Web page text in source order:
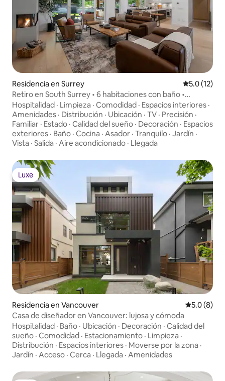
Residencia en Surrey Calificación
5.0 (12)
Retiro en South Surrey • 6 habitaciones con baño •
Capacidad para 12 personas
Hospitalidad · Limpieza · Comodidad · Espacios interiores ·
Amenidades · Distribución · Ubicación · TV · Precisión ·
Familiar · Estado · Calidad del sueño · Decoración · Espacios
exteriores · Baño · Cocina · Asador · Tranquilo · Jardín ·
Vista · Salida · Aire acondicionado · Llegada
Luxe
Luxe
Residencia en Vancouver
5.0 (8)
Casa de diseñador en Vancouver: lujosa y cómoda
Hospitalidad · Baño · Ubicación · Decoración · Calidad del
sueño · Comodidad · Estacionamiento · Limpieza ·
Distribución · Espacios interiores · Moverse por la zona ·
Jardín · Acceso · Cerca · Llegada · Amenidades